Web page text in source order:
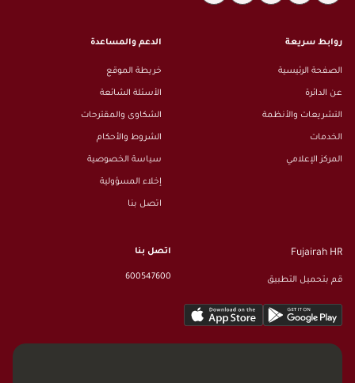
روابط سريعة
الصفحة الرئيسية
عن الدائرة
التشريعات والأنظمة
الخدمات
المركز الإعلامي
الدعم والمساعدة
خريطة الموقع
الأسئلة الشائعة
الشكاوى والمقترحات
الشروط والأحكام
سياسة الخصوصية
إخلاء المسؤولية
اتصل بنا
اتصل بنا
600547600
Fujairah HR
قم بتحميل التطبيق